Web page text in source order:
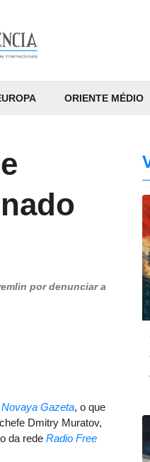
ORIENTE MÉDIO
por denunciar a
Novaya Gazeta, o que
Dmitry Muratov,
da rede Radio Free